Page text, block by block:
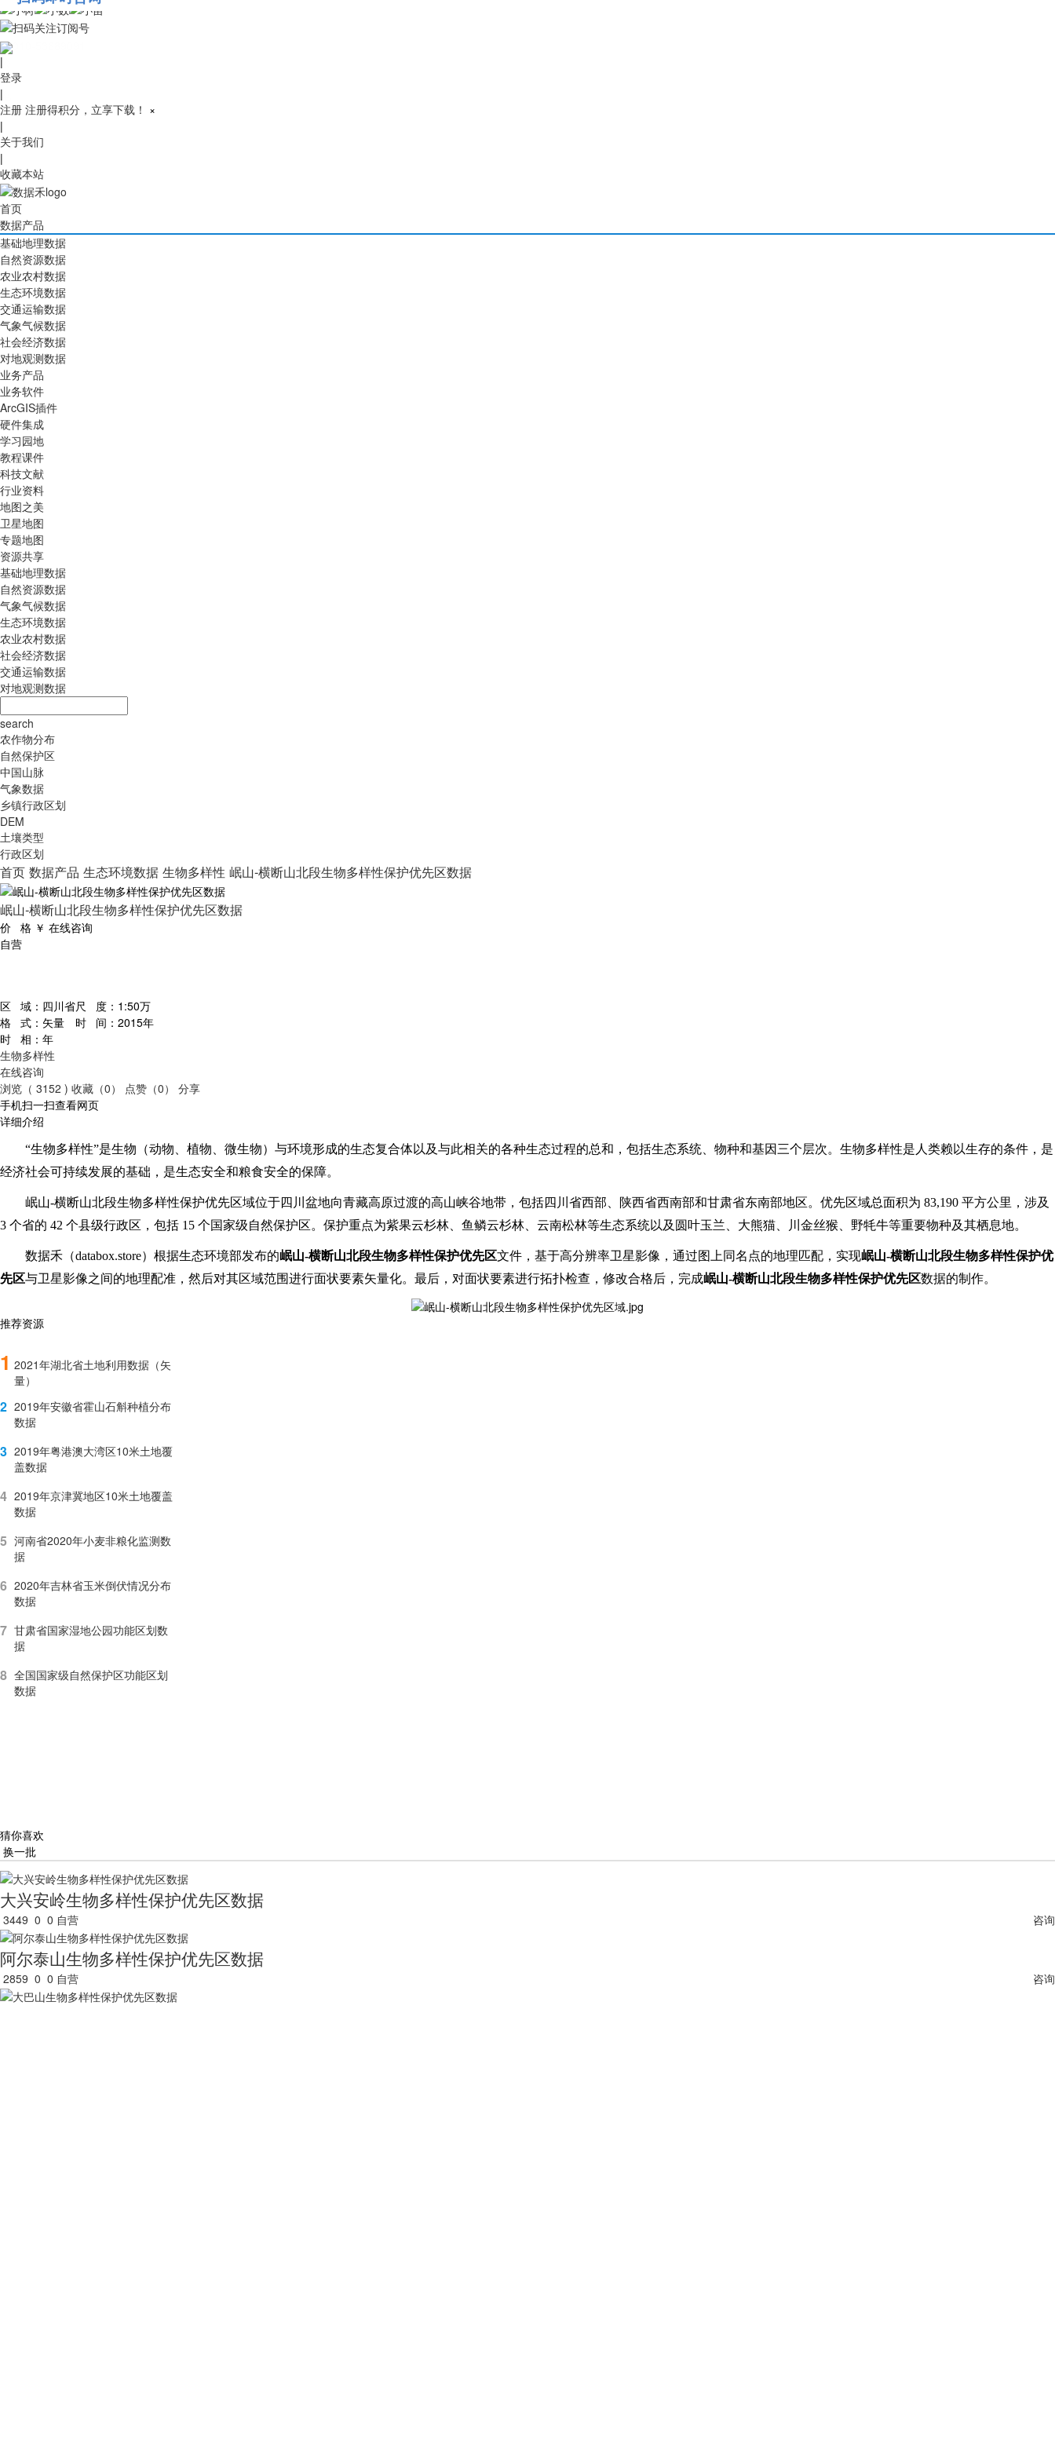
010-53689091
|
登录
|
注册 注册得积分，立享下载！ ×
|
关于我们
|
收藏本站
首页
数据产品
基础地理数据
自然资源数据
农业农村数据
生态环境数据
交通运输数据
气象气候数据
社会经济数据
对地观测数据
业务产品
业务软件
ArcGIS插件
硬件集成
学习园地
教程课件
科技文献
行业资料
地图之美
卫星地图
专题地图
资源共享
基础地理数据
自然资源数据
气象气候数据
生态环境数据
农业农村数据
社会经济数据
交通运输数据
对地观测数据
search
农作物分布
自然保护区
中国山脉
气象数据
乡镇行政区划
DEM
土壤类型
行政区划
首页 数据产品 生态环境数据 生物多样性 岷山-横断山北段生物多样性保护优先区数据
岷山-横断山北段生物多样性保护优先区数据
价 格 ￥ 在线咨询
自营
区 域： 四川省尺 度： 1:50万
格 式： 矢量 时 间： 2015年
时 相： 年
生物多样性
在线咨询
浏览（ 3152 ) 收藏（0） 点赞（0）
分享
手机扫一扫查看网页
详细介绍
“生物多样性”是生物（动物、植物、微生物）与环境形成的生态复合体以及与此相关的各种生态过程的总和，包括生态系统、物种和基因三个层次。生物多样性是人类赖以生存的条件，是
经济社会可持续发展的基础，是生态安全和粮食安全的保障。
岷山-横断山北段生物多样性保护优先区域位于四川盆地向青藏高原过渡的高山峡谷地带，包括四川省西部、陕西省西南部和甘肃省东南部地区。优先区域总面积为 83,190 平方公里，涉及
3 个省的 42 个县级行政区，包括 15 个国家级自然保护区。保护重点为紫果云杉林、鱼鳞云杉林、云南松林等生态系统以及圆叶玉兰、大熊猫、川金丝猴、野牦牛等重要物种及其栖息地。
数据禾（databox.store）根据生态环境部发布的岷山-横断山北段生物多样性保护优先区文件，基于高分辨率卫星影像，通过图上同名点的地理匹配，实现岷山-横断山北段生物多样性保护优
先区与卫星影像之间的地理配准，然后对其区域范围进行面状要素矢量化。最后，对面状要素进行拓扑检查，修改合格后，完成岷山-横断山北段生物多样性保护优先区数据的制作。
推荐资源
1 2021年湖北省土地利用数据（矢
量）
2 2019年安徽省霍山石斛种植分布
数据
3 2019年粤港澳大湾区10米土地覆
盖数据
4 2019年京津冀地区10米土地覆盖
数据
5 河南省2020年小麦非粮化监测数
据
6 2020年吉林省玉米倒伏情况分布
数据
7 甘肃省国家湿地公园功能区划数
据
8 全国国家级自然保护区功能区划
数据
猜你喜欢
换一批
大兴安岭生物多样性保护优先区数据
3449 0 0 自营 咨询
阿尔泰山生物多样性保护优先区数据
2859 0 0 自营 咨询